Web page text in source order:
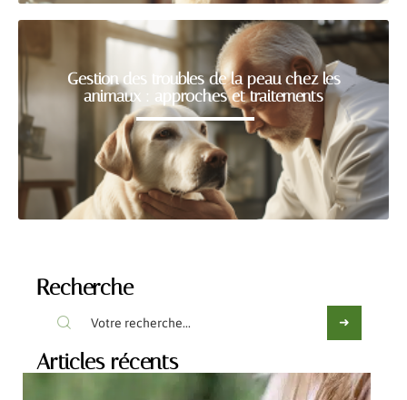
Gestion des troubles de la peau chez les
animaux : approches et traitements
Recherche
Articles récents